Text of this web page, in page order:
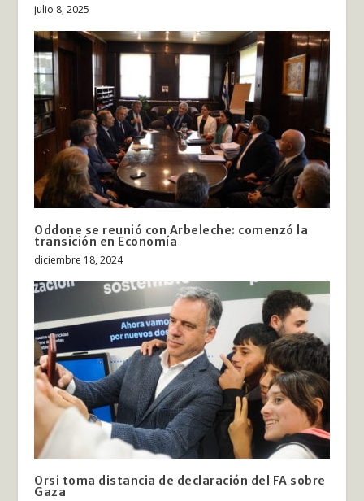
julio 8, 2025
Oddone se reunió con Arbeleche: comenzó la
transición en Economía
diciembre 18, 2024
Orsi toma distancia de declaración del FA sobre
Gaza